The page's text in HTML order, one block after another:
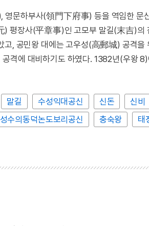
문하부사(領門下府事) 등을 역임한 문
) 평장사(平章事)인 고모부 말길(末吉)의
고, 공민왕 대에는 고우성(高郵城) 공격을
격에 대비하기도 하였다. 1382년(우왕
말길 수성익대공신 신돈
신비
수의동덕논도보리공신 충숙왕
태